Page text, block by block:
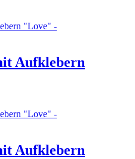
Aufklebern
Aufklebern